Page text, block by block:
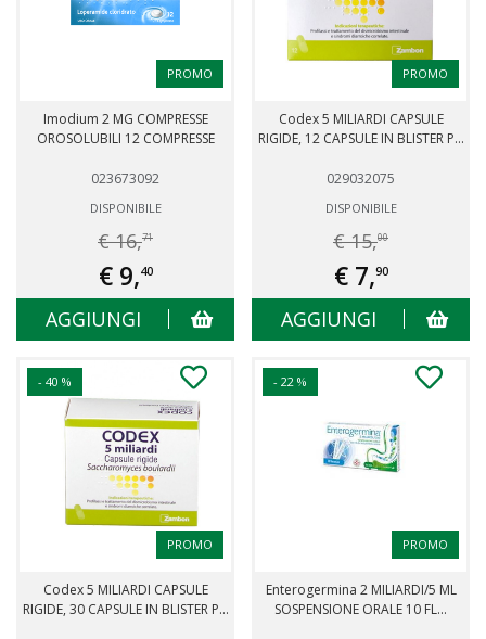
PROMO
Imodium 2 MG COMPRESSE
OROSOLUBILI 12 COMPRESSE
023673092
DISPONIBILE
€ 16,71
€ 9,40
AGGIUNGI
PROMO
Codex 5 MILIARDI CAPSULE
RIGIDE, 12 CAPSULE IN BLISTER P...
029032075
DISPONIBILE
€ 15,00
€ 7,90
AGGIUNGI
- 40 %
PROMO
Codex 5 MILIARDI CAPSULE
RIGIDE, 30 CAPSULE IN BLISTER P...
- 22 %
PROMO
Enterogermina 2 MILIARDI/5 ML
SOSPENSIONE ORALE 10 FL...